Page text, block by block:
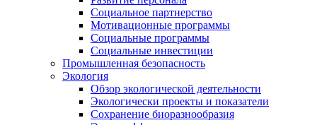
Социальное партнерство
Мотивационные программы
Социальные программы
Социальные инвестиции
Промышленная безопасность
Экология
Обзор экологической деятельности
Экологически проекты и показатели
Сохранение биоразнообразия